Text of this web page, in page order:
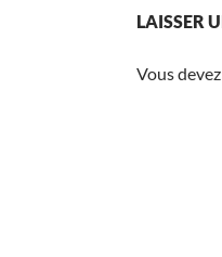
LAISSER
Vous devez